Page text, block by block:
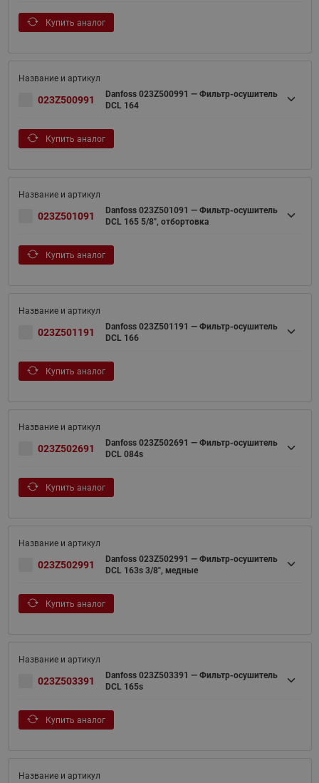
Купить аналог
023Z500991
Danfoss 023Z500991 — Фильтр-осушитель
DCL 164
Купить аналог
023Z501091
Danfoss 023Z501091 — Фильтр-осушитель
DCL 165 5/8", отбортовка
Купить аналог
023Z501191
Danfoss 023Z501191 — Фильтр-осушитель
DCL 166
Купить аналог
023Z502691
Danfoss 023Z502691 — Фильтр-осушитель
DCL 084s
Купить аналог
023Z502991
Danfoss 023Z502991 — Фильтр-осушитель
DCL 163s 3/8", медные
Купить аналог
023Z503391
Danfoss 023Z503391 — Фильтр-осушитель
DCL 165s
Купить аналог